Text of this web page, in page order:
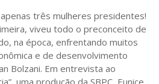
três mulheres presidentes!
viveu todo o preconceito de
na época, enfrentando muitos
e de desenvolvimento
Bolzani. Em entrevista ao
uma produção da SBPC, Eunice